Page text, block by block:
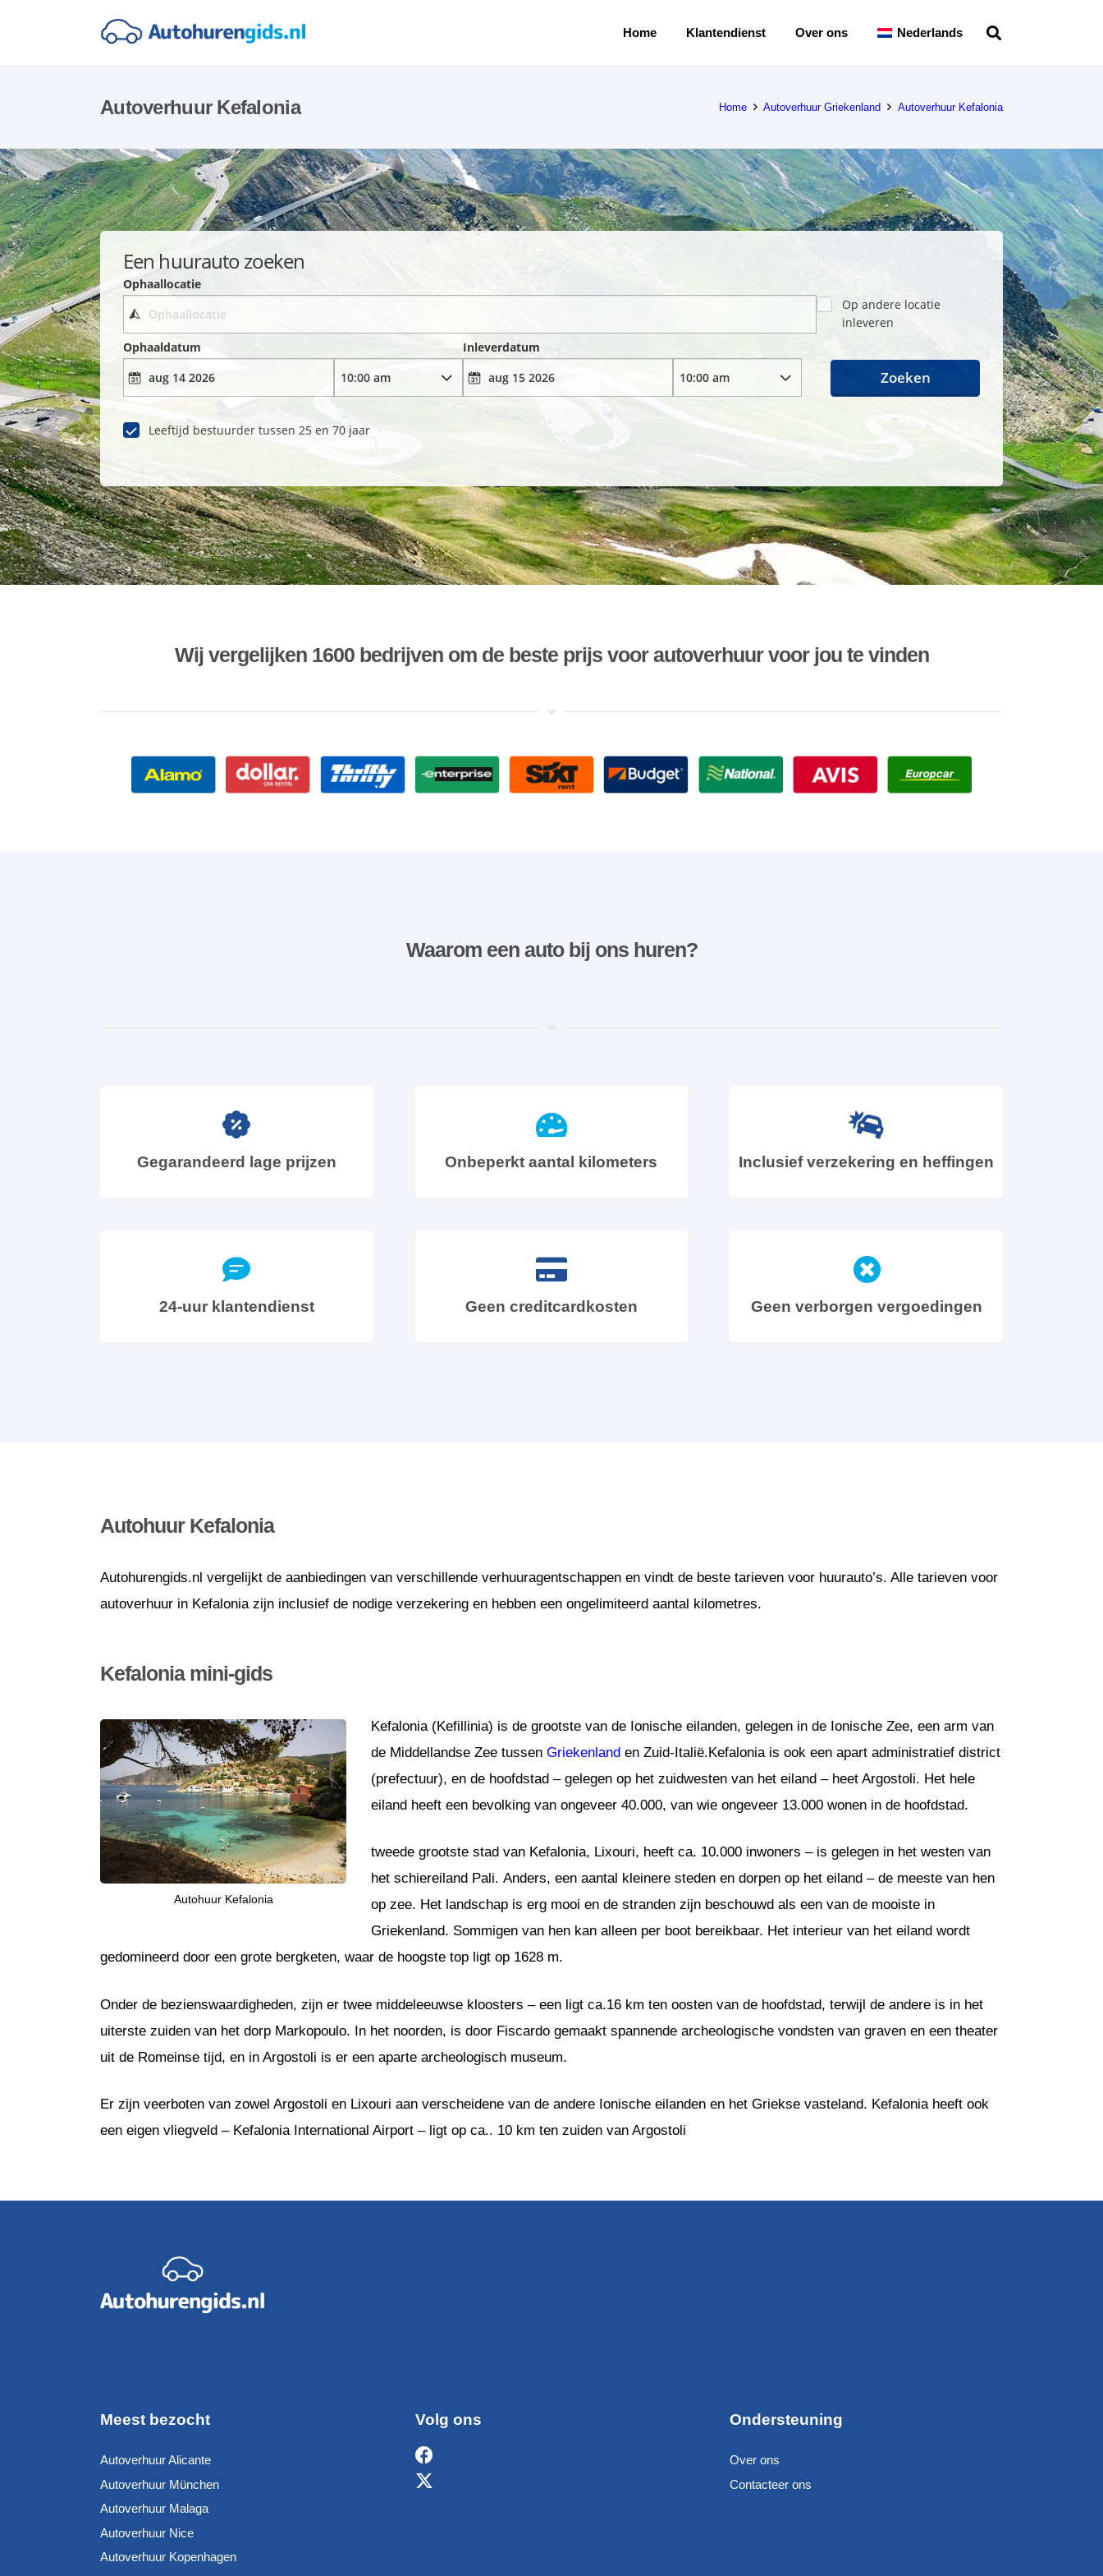
Home Klantendienst Over ons Nederlands
Autoverhuur Kefalonia Home Autoverhuur Griekenland Autoverhuur Kefalonia
Een huurauto zoeken
Ophaallocatie
Op andere locatie
inleveren
Ophaaldatum
Inleverdatum
Leeftijd bestuurder tussen 25 en 70 jaar
Zoeken
Wij vergelijken 1600 bedrijven om de beste prijs voor autoverhuur voor jou te vinden
Waarom een ​​auto bij ons huren?
Gegarandeerd lage prijzen Onbeperkt aantal kilometers Inclusief verzekering en heffingen
24-uur klantendienst Geen creditcardkosten Geen verborgen vergoedingen
Autohuur Kefalonia
Autohurengids.nl vergelijkt de aanbiedingen van verschillende verhuuragentschappen en vindt de beste tarieven voor huurauto’s. Alle tarieven voor
autoverhuur in Kefalonia zijn inclusief de nodige verzekering en hebben een ongelimiteerd aantal kilometres.
Kefalonia mini-gids
Autohuur Kefalonia
Kefalonia (Kefillinia) is de grootste van de Ionische eilanden, gelegen in de Ionische Zee, een arm van
de Middellandse Zee tussen Griekenland en Zuid-Italië.Kefalonia is ook een apart administratief district
(prefectuur), en de hoofdstad – gelegen op het zuidwesten van het eiland – heet Argostoli. Het hele
eiland heeft een bevolking van ongeveer 40.000, van wie ongeveer 13.000 wonen in de hoofdstad.
tweede grootste stad van Kefalonia, Lixouri, heeft ca. 10.000 inwoners – is gelegen in het westen van
het schiereiland Pali. Anders, een aantal kleinere steden en dorpen op het eiland – de meeste van hen
op zee. Het landschap is erg mooi en de stranden zijn beschouwd als een van de mooiste in
Griekenland. Sommigen van hen kan alleen per boot bereikbaar. Het interieur van het eiland wordt
gedomineerd door een grote bergketen, waar de hoogste top ligt op 1628 m.
Onder de bezienswaardigheden, zijn er twee middeleeuwse kloosters – een ligt ca.16 km ten oosten van de hoofdstad, terwijl de andere is in het
uiterste zuiden van het dorp Markopoulo. In het noorden, is door Fiscardo gemaakt spannende archeologische vondsten van graven en een theater
uit de Romeinse tijd, en in Argostoli is er een aparte archeologisch museum.
Er zijn veerboten van zowel Argostoli en Lixouri aan verscheidene van de andere Ionische eilanden en het Griekse vasteland. Kefalonia heeft ook
een eigen vliegveld – Kefalonia International Airport – ligt op ca.. 10 km ten zuiden van Argostoli
Meest bezocht
Autoverhuur Alicante
Autoverhuur München
Autoverhuur Malaga
Autoverhuur Nice
Autoverhuur Kopenhagen
Volg ons Ondersteuning
Over ons
Contacteer ons